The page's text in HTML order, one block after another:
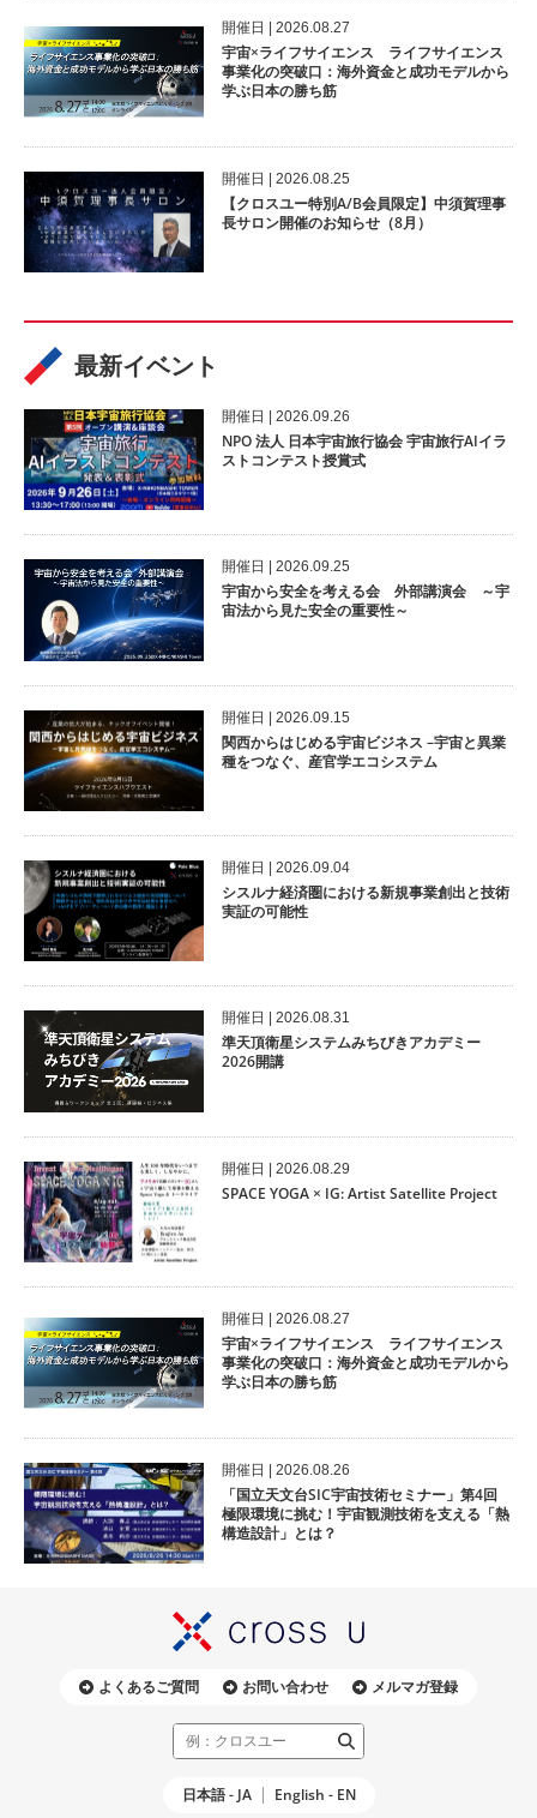
開催⽇ | 2026.08.27
宇宙×ライフサイエンス ライフサイエンス
事業化の突破口：海外資金と成功モデルから
学ぶ日本の勝ち筋
開催⽇ | 2026.08.25
【クロスユー特別A/B会員限定】中須賀理事
長サロン開催のお知らせ（8月）
最新イベント
開催⽇ | 2026.09.26
NPO 法人 日本宇宙旅行協会 宇宙旅行AIイラ
ストコンテスト授賞式
開催⽇ | 2026.09.25
宇宙から安全を考える会 外部講演会 ～宇
宙法から見た安全の重要性～
開催⽇ | 2026.09.15
関西からはじめる宇宙ビジネス –宇宙と異業
種をつなぐ、産官学エコシステム
開催⽇ | 2026.09.04
シスルナ経済圏における新規事業創出と技術
実証の可能性
開催⽇ | 2026.08.31
準天頂衛星システムみちびきアカデミー
2026開講
開催⽇ | 2026.08.29
SPACE YOGA × IG: Artist Satellite Project
開催⽇ | 2026.08.27
宇宙×ライフサイエンス ライフサイエンス
事業化の突破口：海外資金と成功モデルから
学ぶ日本の勝ち筋
開催⽇ | 2026.08.26
「国立天文台SIC宇宙技術セミナー」第4回
極限環境に挑む！宇宙観測技術を支える「熱
構造設計」とは？
よくあるご質問 お問い合わせ メルマガ登録
日本語 - JA English - EN